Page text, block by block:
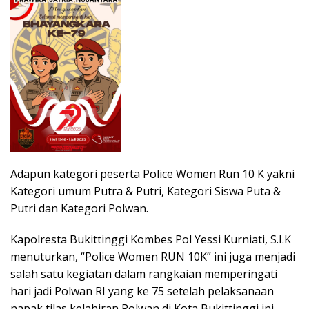
Adapun kategori peserta Police Women Run 10 K yakni
Kategori umum Putra & Putri, Kategori Siswa Puta &
Putri dan Kategori Polwan.
Kapolresta Bukittinggi Kombes Pol Yessi Kurniati, S.I.K
menuturkan, “Police Women RUN 10K” ini juga menjadi
salah satu kegiatan dalam rangkaian memperingati
hari jadi Polwan RI yang ke 75 setelah pelaksanaan